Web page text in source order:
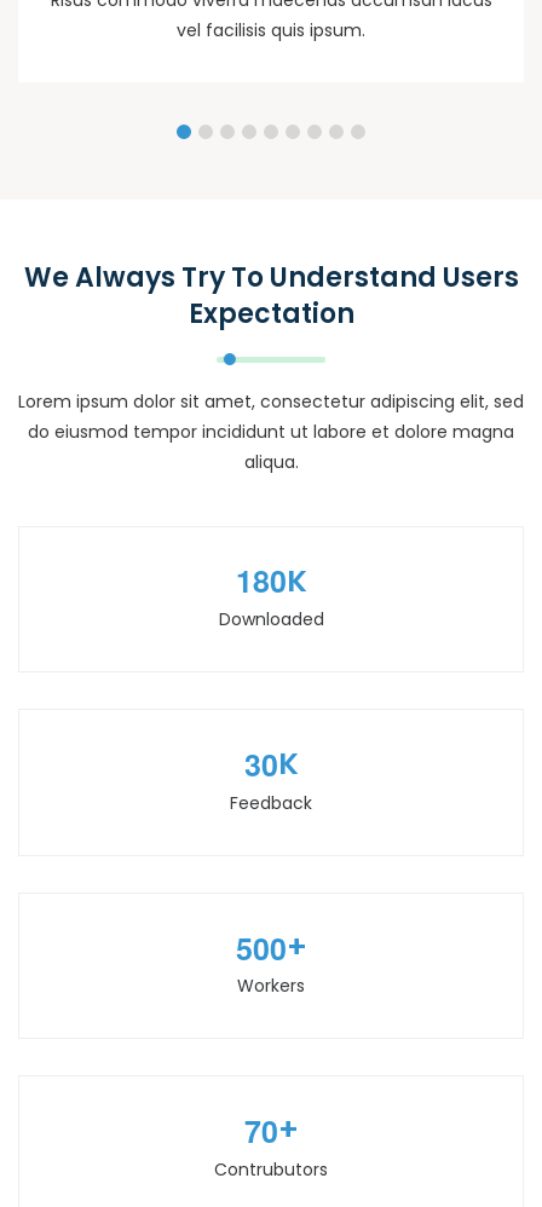
vel facilisis quis ipsum.
We Always Try To Understand Users
Expectation
Lorem ipsum dolor sit amet, consectetur adipiscing elit, sed
do eiusmod tempor incididunt ut labore et dolore magna
aliqua.
180K
Downloaded
30K
Feedback
500+
Workers
70+
Contrubutors